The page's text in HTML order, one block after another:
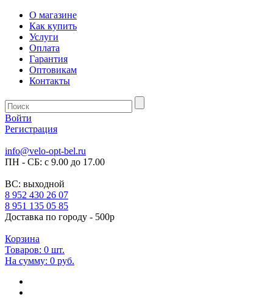
О магазине
Как купить
Услуги
Оплата
Гарантия
Оптовикам
Контакты
Войти
Регистрация
info@velo-opt-bel.ru
ПН - СБ: с 9.00 до 17.00
ВС: выходной
8 952 430 26 07
8 951 135 05 85
Доставка по городу - 500р
Корзина
Товаров: 0 шт.
На сумму: 0 руб.